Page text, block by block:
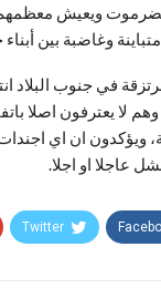
ويعيش
وغاضبة بين
في جنوب البلاد
لا يعترفون اصلا
ويؤكدون ان اي
عاجلا او اجلا.
Twitter